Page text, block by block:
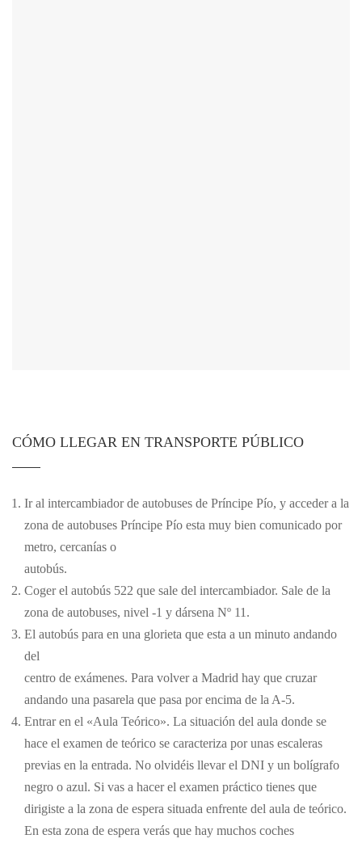
CÓMO LLEGAR EN TRANSPORTE PÚBLICO
Ir al intercambiador de autobuses de Príncipe Pío, y acceder a la
zona de autobuses Príncipe Pío esta muy bien comunicado por
metro, cercanías o
autobús.
Coger el autobús 522 que sale del intercambiador. Sale de la
zona de autobuses, nivel -1 y dársena Nº 11.
El autobús para en una glorieta que esta a un minuto andando
del
centro de exámenes. Para volver a Madrid hay que cruzar
andando una pasarela que pasa por encima de la A-5.
Entrar en el «Aula Teórico». La situación del aula donde se
hace el examen de teórico se caracteriza por unas escaleras
previas en la entrada. No olvidéis llevar el DNI y un bolígrafo
negro o azul. Si vas a hacer el examen práctico tienes que
dirigiste a la zona de espera situada enfrente del aula de teórico.
En esta zona de espera verás que hay muchos coches
funcionalidades
desaparecerán
Marketing
Al compartir
tus intereses y
comportamiento
mientras visitas
nuestro sitio,
aumentas la
posibilidad de
ver contenido y
ofertas
personalizados.